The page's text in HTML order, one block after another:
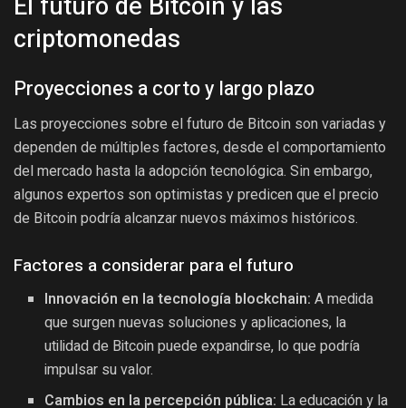
criptomonedas
Proyecciones a corto y largo plazo
Las proyecciones sobre el futuro de Bitcoin son variadas y
dependen de múltiples factores, desde el comportamiento
del mercado hasta la adopción tecnológica. Sin embargo,
algunos expertos son optimistas y predicen que el precio
de Bitcoin podría alcanzar nuevos máximos históricos.
Factores a considerar para el futuro
Innovación en la tecnología blockchain: A medida
que surgen nuevas soluciones y aplicaciones, la
utilidad de Bitcoin puede expandirse, lo que podría
impulsar su valor.
Cambios en la percepción pública: La educación y la